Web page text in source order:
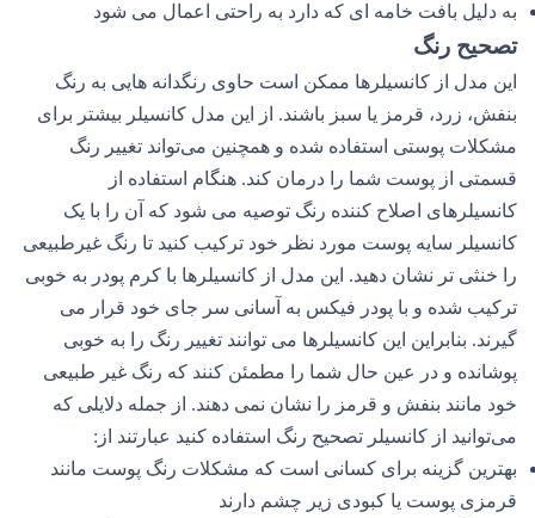
به دلیل بافت خامه ای که دارد به راحتی اعمال می شود
تصحیح رنگ
این مدل از کانسیلرها ممکن است حاوی رنگدانه هایی به رنگ
بنفش، زرد، قرمز یا سبز باشند. از این مدل کانسیلر بیشتر برای
مشکلات پوستی استفاده شده و همچنین می‌تواند تغییر رنگ
قسمتی از پوست شما را درمان کند. هنگام استفاده از
کانسیلرهای اصلاح کننده رنگ توصیه می شود که آن را با یک
کانسیلر سایه پوست مورد نظر خود ترکیب کنید تا رنگ غیرطبیعی
را خنثی تر نشان دهید. این مدل از کانسیلرها با کرم پودر به خوبی
ترکیب شده و با پودر فیکس به آسانی سر جای خود قرار می
گیرند. بنابراین این کانسیلرها می توانند تغییر رنگ را به خوبی
پوشانده و در عین حال شما را مطمئن کنند که رنگ غیر طبیعی
خود مانند بنفش و قرمز را نشان نمی دهند. از جمله دلایلی که
می‌توانید از کانسیلر تصحیح رنگ استفاده کنید عبارتند از:
بهترین گزینه برای کسانی است که مشکلات رنگ پوست مانند
قرمزی پوست یا کبودی زیر چشم دارند